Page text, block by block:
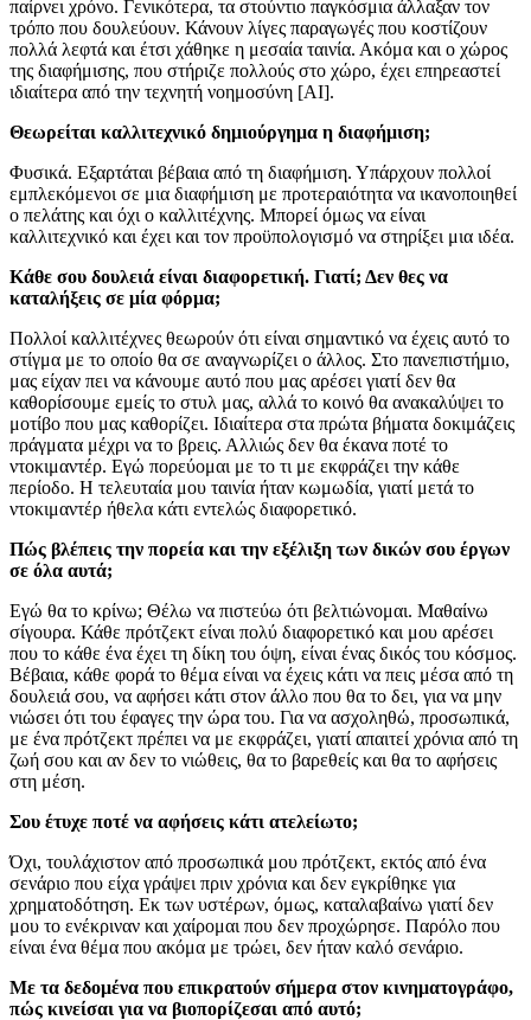
παίρνει χρόνο. Γενικότερα, τα στούντιο παγκόσμια άλλαξαν τον
τρόπο που δουλεύουν. Κάνουν λίγες παραγωγές που κοστίζουν
πολλά λεφτά και έτσι χάθηκε η μεσαία ταινία. Ακόμα και ο χώρος
της διαφήμισης, που στήριζε πολλούς στο χώρο, έχει επηρεαστεί
ιδιαίτερα από την τεχνητή νοημοσύνη [ΑΙ].
Θεωρείται καλλιτεχνικό δημιούργημα η διαφήμιση;
Φυσικά. Εξαρτάται βέβαια από τη διαφήμιση. Υπάρχουν πολλοί
εμπλεκόμενοι σε μια διαφήμιση με προτεραιότητα να ικανοποιηθεί
ο πελάτης και όχι ο καλλιτέχνης. Μπορεί όμως να είναι
καλλιτεχνικό και έχει και τον προϋπολογισμό να στηρίξει μια ιδέα.
Κάθε σου δουλειά είναι διαφορετική. Γιατί; Δεν θες να
καταλήξεις σε μία φόρμα;
Πολλοί καλλιτέχνες θεωρούν ότι είναι σημαντικό να έχεις αυτό το
στίγμα με το οποίο θα σε αναγνωρίζει ο άλλος. Στο πανεπιστήμιο,
μας είχαν πει να κάνουμε αυτό που μας αρέσει γιατί δεν θα
καθορίσουμε εμείς το στυλ μας, αλλά το κοινό θα ανακαλύψει το
μοτίβο που μας καθορίζει. Ιδιαίτερα στα πρώτα βήματα δοκιμάζεις
πράγματα μέχρι να το βρεις. Αλλιώς δεν θα έκανα ποτέ το
ντοκιμαντέρ. Εγώ πορεύομαι με το τι με εκφράζει την κάθε
περίοδο. Η τελευταία μου ταινία ήταν κωμωδία, γιατί μετά το
ντοκιμαντέρ ήθελα κάτι εντελώς διαφορετικό.
Πώς βλέπεις την πορεία και την εξέλιξη των δικών σου έργων
σε όλα αυτά;
Εγώ θα το κρίνω; Θέλω να πιστεύω ότι βελτιώνομαι. Μαθαίνω
σίγουρα. Κάθε πρότζεκτ είναι πολύ διαφορετικό και μου αρέσει
που το κάθε ένα έχει τη δίκη του όψη, είναι ένας δικός του κόσμος.
Βέβαια, κάθε φορά το θέμα είναι να έχεις κάτι να πεις μέσα από τη
δουλειά σου, να αφήσει κάτι στον άλλο που θα το δει, για να μην
νιώσει ότι του έφαγες την ώρα του. Για να ασχοληθώ, προσωπικά,
με ένα πρότζεκτ πρέπει να με εκφράζει, γιατί απαιτεί χρόνια από τη
ζωή σου και αν δεν το νιώθεις, θα το βαρεθείς και θα το αφήσεις
στη μέση.
Σου έτυχε ποτέ να αφήσεις κάτι ατελείωτο;
Όχι, τουλάχιστον από προσωπικά μου πρότζεκτ, εκτός από ένα
σενάριο που είχα γράψει πριν χρόνια και δεν εγκρίθηκε για
χρηματοδότηση. Εκ των υστέρων, όμως, καταλαβαίνω γιατί δεν
μου το ενέκριναν και χαίρομαι που δεν προχώρησε. Παρόλο που
είναι ένα θέμα που ακόμα με τρώει, δεν ήταν καλό σενάριο.
Με τα δεδομένα που επικρατούν σήμερα στον κινηματογράφο,
πώς κινείσαι για να βιοπορίζεσαι από αυτό;